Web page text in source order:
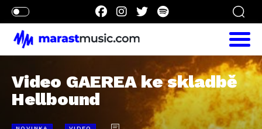
Video GAEREA ke skladbě
Hellbound